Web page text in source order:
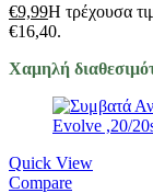
€9,99Η τρέχουσα
€16,40.
Χαμηλή
Quick View
Compare